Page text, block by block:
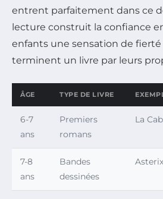
entrent parfaitement dans ce
lecture construit la confiance
enfants une sensation de fierté
terminent un livre par leurs
ÂGE TYPE DE LIVRE
6-7
ans
Premiers
romans
La
7-8
ans
Bandes
dessinées